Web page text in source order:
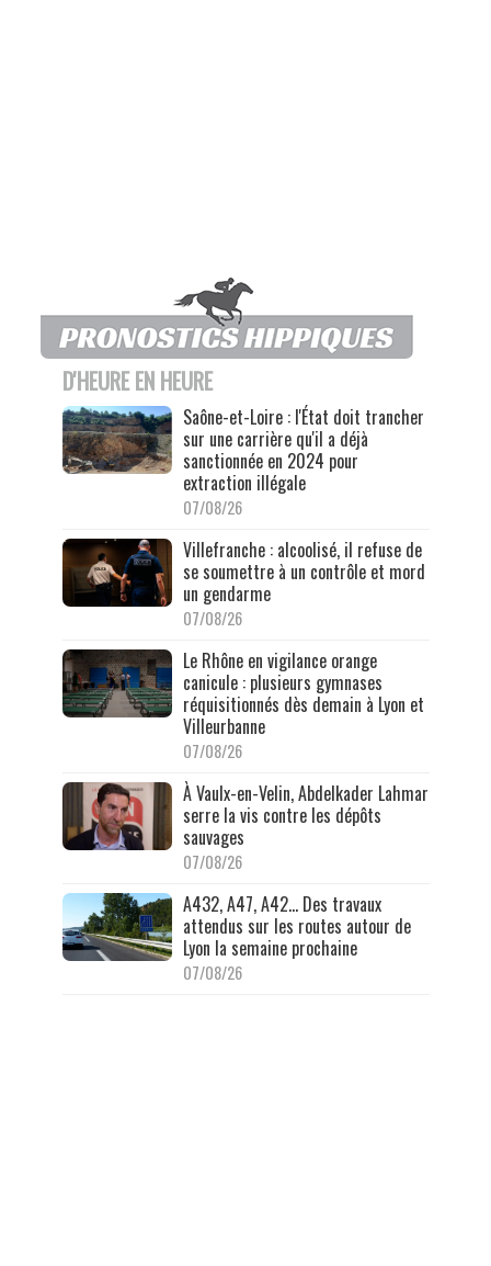
D'HEURE EN HEURE
Saône-et-Loire : l'État doit trancher
sur une carrière qu'il a déjà
sanctionnée en 2024 pour
extraction illégale
07/08/26
Villefranche : alcoolisé, il refuse de
se soumettre à un contrôle et mord
un gendarme
07/08/26
Le Rhône en vigilance orange
canicule : plusieurs gymnases
réquisitionnés dès demain à Lyon et
Villeurbanne
07/08/26
À Vaulx-en-Velin, Abdelkader Lahmar
serre la vis contre les dépôts
sauvages
07/08/26
A432, A47, A42… Des travaux
attendus sur les routes autour de
Lyon la semaine prochaine
07/08/26